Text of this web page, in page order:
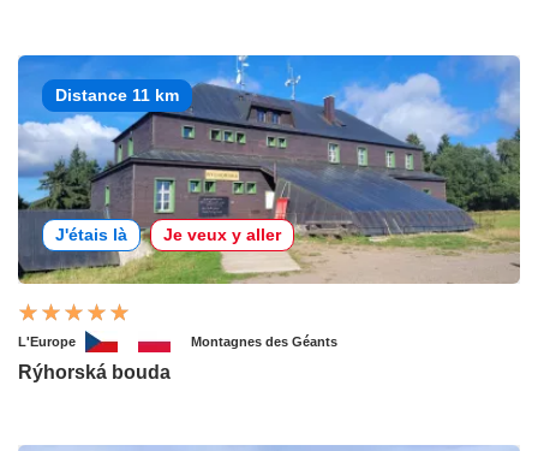
Distance 11 km
J'étais là Je veux y aller
L'Europe Montagnes des Géants
Rýhorská bouda